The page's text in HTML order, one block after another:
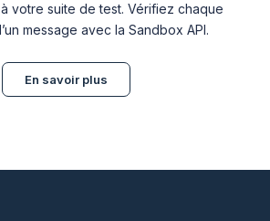
votre suite de test. Vérifiez chaque
message avec la Sandbox API.
En savoir plus